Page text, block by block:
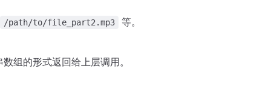
/path/to/file_part2.mp3 等。
组的形式返回给上层调用。